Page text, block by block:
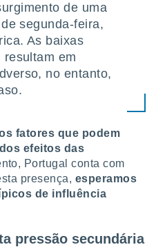
de uma
segunda-feira,
As baixas
em
no entanto,
fatores que podem
efeitos das
Portugal conta com
presença, esperamos
de influência
pressão secundária